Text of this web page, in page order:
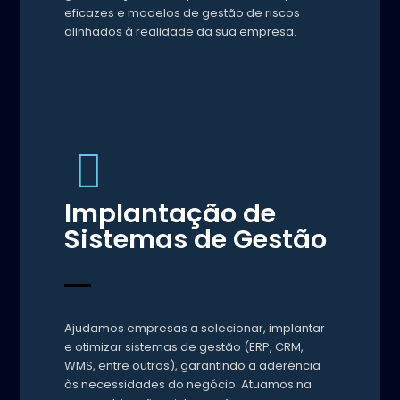
eficazes e modelos de gestão de riscos
alinhados à realidade da sua empresa.
Implantação de
Sistemas de Gestão
Ajudamos empresas a selecionar, implantar
e otimizar sistemas de gestão (ERP, CRM,
WMS, entre outros), garantindo a aderência
às necessidades do negócio. Atuamos na